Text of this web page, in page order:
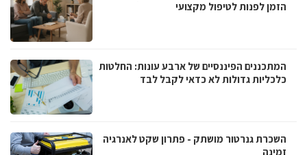
הזמן לפנות לטיפול מקצועי
המתכננים הפיננסיים של ארבע עונות: החלטות
כלכליות גדולות לא כדאי לקבל לבד
השכרת גנרטור מושתק - פתרון שקט לאנרגיה
זמינה